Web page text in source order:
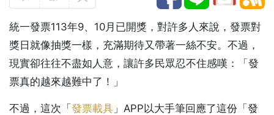
統一發票113年9、10月已開獎，對許多人來說，發票對
獎日就像抽獎一樣，充滿期待又帶著一絲不安。不過，
現實卻往往不盡如人意，讓許多民眾忍不住感嘆：「發
票真的越來越難中了！」
不過，這次「發票載具 」APP以大手筆回應了這份「發